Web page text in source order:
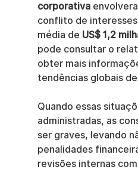
corporativa
conflito de
média de US$ 1,2
pode consultar o
obter mais
tendências globais
Quando essas
administradas, as
ser graves, levando
penalidades
revisões internas